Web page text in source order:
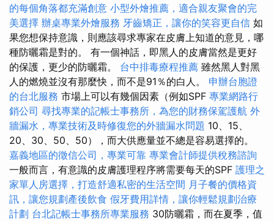
的每個角落都充滿創意 小型外燴推薦，適合親友聚會的完
美選擇 辦桌專業外燴服務 牙齒矯正，讓你的笑容更自信 如
果您想保持意識，則應該尋求專家在皮膚上知道的意見，哪
種防曬霜是對的。 有一個神話，即黑人的皮膚當然是更好
的保護，更少的防曬霜。 台中排毒療程推薦 雖然黑人對黑
人的燃燒並沒有那麼快，而不是91％的白人。 申辦台胞證
的台北服務 市場上可以有幾個因素（例如SPF 專業網路行
銷公司 尋找專業的記帳士事務所，為您的財務保駕護航 外
牆漏水，專業技術及時修復您的外牆漏水問題 10、15、
20、30、50、50），而大供應量並不總是容易選擇的。
嘉義地區的徵信公司，專業可靠 專業會計師提供稅務諮詢
一般而言，有意識的皮膚護理程序將需要每天的SPF 護理之
家單人房選擇，打造舒適私密的生活空間 月子餐的價格資
訊，讓您規劃產後飲食 假牙費用詳情，讓你輕鬆規劃治療
計劃 台北記帳士事務所專業服務 30防曬霜，而在夏季，值